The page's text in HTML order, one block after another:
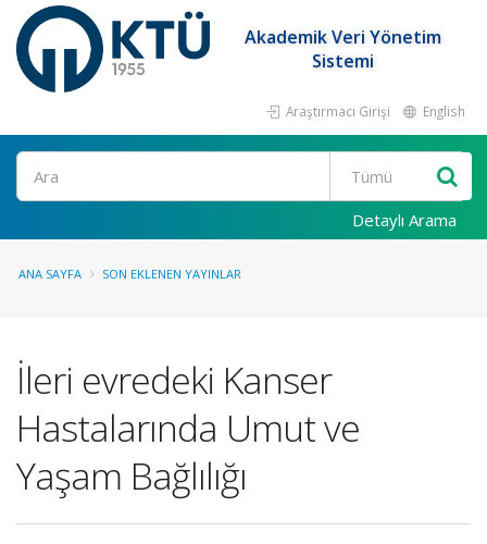
Akademik Veri Yönetim
Sistemi
Araştırmacı Girişi English
Ara
Detaylı Arama
ANA SAYFA SON EKLENEN YAYINLAR
İleri evredeki Kanser
Hastalarında Umut ve
Yaşam Bağlılığı